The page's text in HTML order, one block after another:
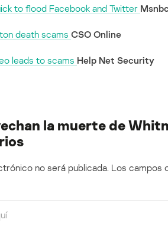
to flood Facebook and Twitter Msnbc
death scams CSO Online
leads to scams Help Net Security
la muerte de
no será publicada. Los campos